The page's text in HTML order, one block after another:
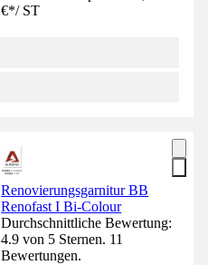
€*/ ST
Renovierungsgarnitur BB
Renofast I Bi-Colour
Durchschnittliche Bewertung:
4.9 von 5 Sternen. 11
Bewertungen.